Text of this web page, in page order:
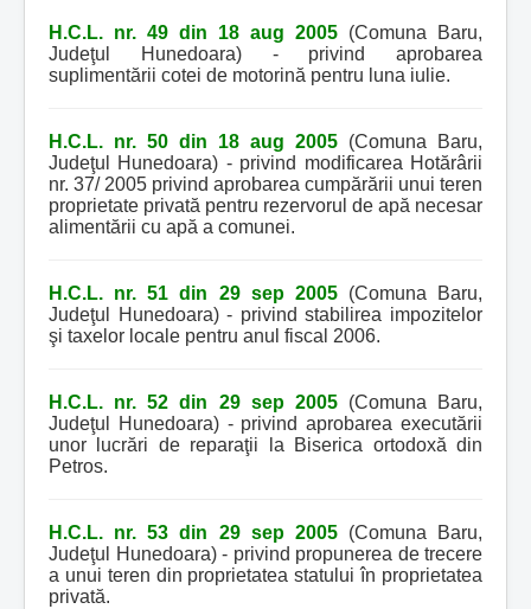
H.C.L. nr. 49 din 18 aug 2005 (Comuna Baru,
Judeţul Hunedoara) - privind aprobarea
suplimentării cotei de motorină pentru luna iulie.
H.C.L. nr. 50 din 18 aug 2005 (Comuna Baru,
Judeţul Hunedoara) - privind modificarea Hotărârii
nr. 37/ 2005 privind aprobarea cumpărării unui teren
proprietate privată pentru rezervorul de apă necesar
alimentării cu apă a comunei.
H.C.L. nr. 51 din 29 sep 2005(Comuna Baru,
Judeţul Hunedoara) - privind stabilirea impozitelor
şi taxelor locale pentru anul fiscal 2006.
H.C.L. nr. 52 din 29 sep 2005(Comuna Baru,
Judeţul Hunedoara) - privind aprobarea executării
unor lucrări de reparaţii la Biserica ortodoxă din
Petros.
H.C.L. nr. 53 din 29 sep 2005(Comuna Baru,
Judeţul Hunedoara) - privind propunerea de trecere
a unui teren din proprietatea statului în proprietatea
privată.